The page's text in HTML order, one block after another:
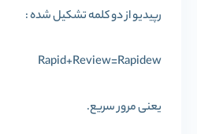
رپیدیو از دو کلمه تشکیل شده :
Rapid+Review=Rapidew
یعنی مرور سریع.